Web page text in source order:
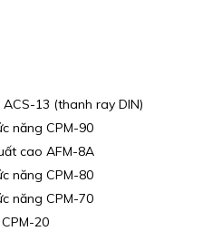
13 (thanh ray DIN)
năng CPM-90
cao AFM-8A
năng CPM-80
năng CPM-70
20